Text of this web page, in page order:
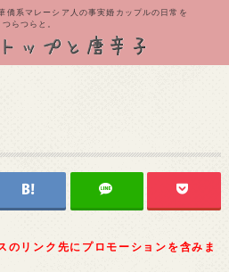
僑系マレーシア人の事実婚カップルの日常を
つらつらと。
リンク先にプロモーションを含みま